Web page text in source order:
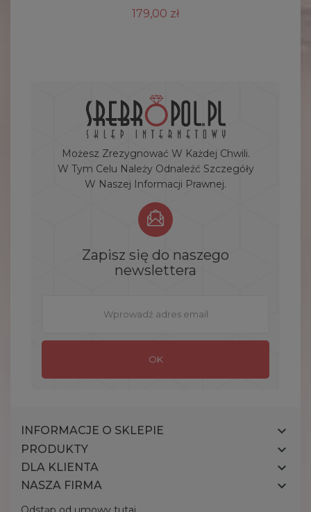
179,00 zł
Możesz Zrezygnować W Każdej Chwili.
W Tym Celu Należy Odnaleźć Szczegóły
W Naszej Informacji Prawnej.
Zapisz się do naszego
newslettera
INFORMACJE O SKLEPIE 
PRODUKTY 
DLA KLIENTA 
NASZA FIRMA 